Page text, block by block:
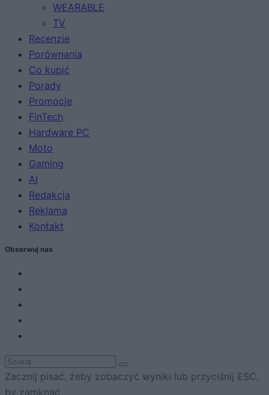
WEARABLE
TV
Recenzje
Porównania
Co kupić
Porady
Promocje
FinTech
Hardware PC
Moto
Gaming
AI
Redakcja
Reklama
Kontakt
Obserwuj nas
Zacznij pisać, żeby zobaczyć wyniki lub przyciśnij ESC,
by zamknąć